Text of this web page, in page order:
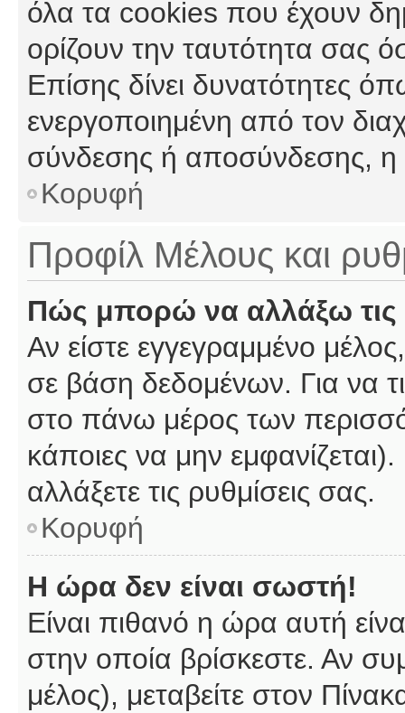
όλα τα cookies που έχουν
ορίζουν την ταυτότητα σας
Επίσης δίνει δυνατότητες
ενεργοποιημένη από τον
σύνδεσης ή αποσύνδεσης, η
Κορυφή
Προφίλ Μέλους και
Πώς μπορώ να αλλάξω τις
Αν είστε εγγεγραμμένο
σε βάση δεδομένων. Για να
στο πάνω μέρος των
κάποιες να μην
αλλάξετε τις ρυθμίσεις σας.
Κορυφή
Η ώρα δεν είναι σωστή!
Είναι πιθανό η ώρα αυτή
στην οποία βρίσκεστε. Αν
μέλος), μεταβείτε στον